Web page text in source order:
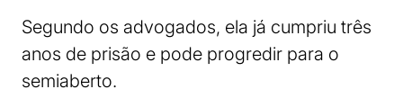
Segundo os advogados, ela já cumpriu três
anos de prisão e pode progredir para o
semiaberto.